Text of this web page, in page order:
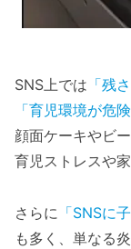
SNS上では 「残
「育児環境が危
顔面ケーキやビ
育児ストレスや
さらに 「SNSに
も多く、単なる